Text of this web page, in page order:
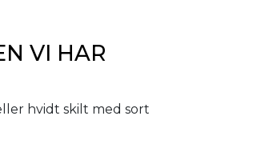
VI HAR
hvidt skilt med sort